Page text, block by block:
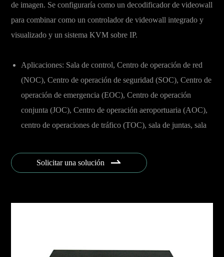
de imagen. Se configuraría como un decodificador de videowall
para combinar como un controlador de videowall integrado y
visualizado y un sistema KVM sobre IP.
Aplicaciones: Sala de control, Centro de operación de red
(NOC), Centro de operación de seguridad (SOC), Centro de
operación de emergencia (EOC), Centro de operación
conjunta (JOC), Centro de operación aeroportuaria (AOC),
centro de operaciones de tráfico (TOC), sala de juntas, sala
Industrias: Gobierno, Seguridad Pública, Finanzas,
Telecomm, Energía y Servicios Públicos, Petróleo y Gas,
Solicitar una solución 